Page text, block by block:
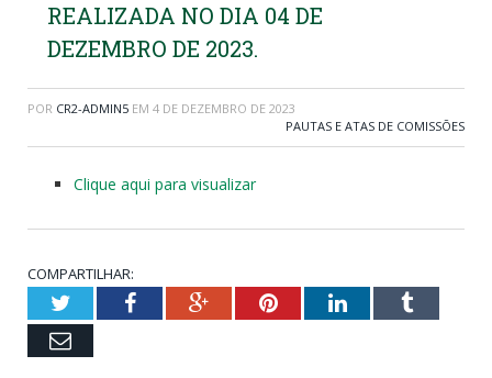
REALIZADA NO DIA 04 DE
DEZEMBRO DE 2023.
POR CR2-ADMIN5 EM 4 DE DEZEMBRO DE 2023
PAUTAS E ATAS DE COMISSÕES
Clique aqui para visualizar
COMPARTILHAR:
TwitterFacebookGoogle+PinterestLinkedInTumblr
Email